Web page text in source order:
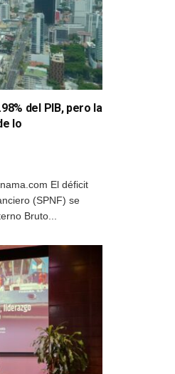
del PIB, pero la
lo
El déficit
(SPNF) se
Bruto...